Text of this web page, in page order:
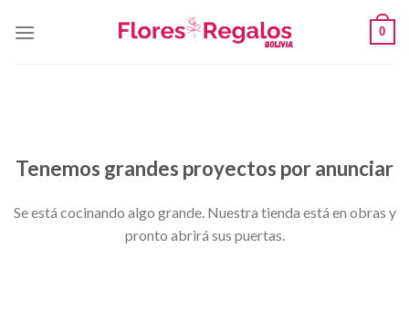
0
Tenemos grandes proyectos por anunciar
Se está cocinando algo grande. Nuestra tienda está en obras y
pronto abrirá sus puertas.